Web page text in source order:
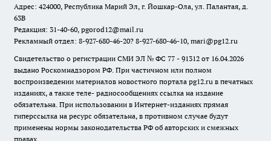
Адрес: 424000, Республика Марий Эл, г. Йошкар-Ола, ул. Палантая, д.
63В
Редакция: 31-40-60, pgorod12@mail.ru
Рекламный отдел: 8-927-680-46-20? 8-927-680-46-10, mari@pg12.ru
Свидетельство о регистрации СМИ ЭЛ № ФС 77 - 91312 от 16.04.2026
выдано Роскомнадзором РФ. При частичном или полном
воспроизведении материалов новостного портала pg12.ru в печатных
изданиях, а также теле- радиосообщениях ссылка на издание
обязательна. При использовании в Интернет-изданиях прямая
гиперссылка на ресурс обязательна, в противном случае будут
применены нормы законодательства РФ об авторских и смежных
правах.